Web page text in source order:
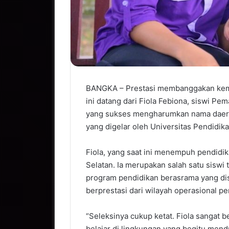
BANGKA – Prestasi membanggakan
ini datang dari Fiola Febiona, siswi
yang sukses mengharumkan nama
yang digelar oleh Universitas
Fiola, yang saat ini menempuh
Selatan. Ia merupakan salah satu
program pendidikan berasrama yang
berprestasi dari wilayah operasional
“Seleksinya cukup ketat. Fiola sangat